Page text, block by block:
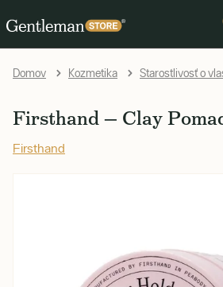
Domov Kozmetika Starostlivosť o
Firsthand — Clay
Firsthand